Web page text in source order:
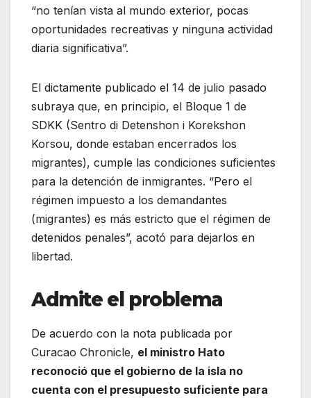
“no tenían vista al mundo exterior, pocas
oportunidades recreativas y ninguna actividad
diaria significativa”.
El dictamente publicado el 14 de julio pasado
subraya que, en principio, el Bloque 1 de
SDKK (Sentro di Detenshon i Korekshon
Korsou, donde estaban encerrados los
migrantes), cumple las condiciones suficientes
para la detención de inmigrantes. “Pero el
régimen impuesto a los demandantes
(migrantes) es más estricto que el régimen de
detenidos penales”, acotó para dejarlos en
libertad.
Admite el problema
De acuerdo con la nota publicada por
Curacao Chronicle, el ministro Hato
reconoció que el gobierno de la isla no
cuenta con el presupuesto suficiente para